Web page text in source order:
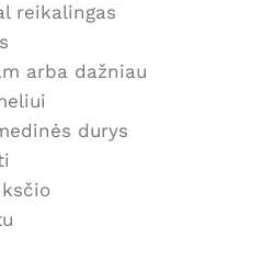
reikalingas
arba dažniau
durys